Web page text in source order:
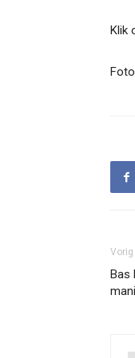
Klik
Vorig
Bas